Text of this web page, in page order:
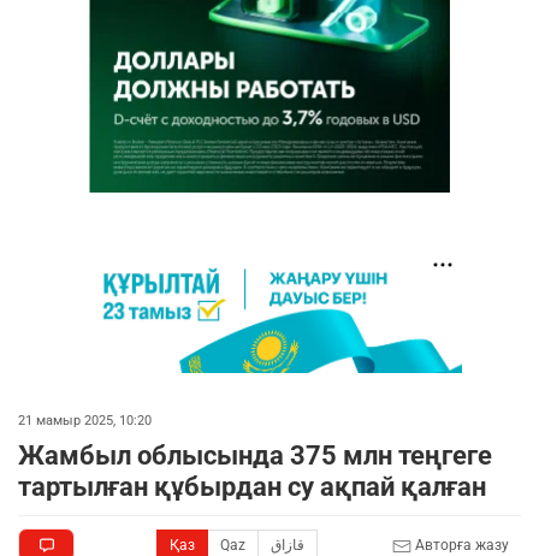
21 мамыр 2025, 10:20
Жамбыл облысында 375 млн теңгеге
тартылған құбырдан су ақпай қалған
Қаз Qaz قازاق Авторға жазу